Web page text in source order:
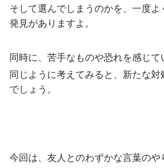
そして選んでしまうのかを、一度
発見がありますよ。
同時に、苦手なものや恐れを感じて
同じように考えてみると、新たな
でしょう。
今回は、友人とのわずかな言葉のや